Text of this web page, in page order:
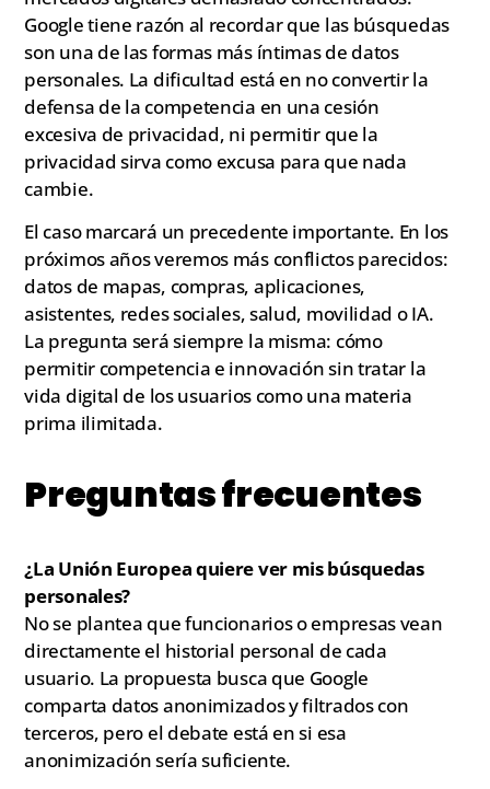
Google tiene razón al recordar que las búsquedas
son una de las formas más íntimas de datos
personales. La dificultad está en no convertir la
defensa de la competencia en una cesión
excesiva de privacidad, ni permitir que la
privacidad sirva como excusa para que nada
cambie.
El caso marcará un precedente importante. En los
próximos años veremos más conflictos parecidos:
datos de mapas, compras, aplicaciones,
asistentes, redes sociales, salud, movilidad o IA.
La pregunta será siempre la misma: cómo
permitir competencia e innovación sin tratar la
vida digital de los usuarios como una materia
prima ilimitada.
Preguntas frecuentes
¿La Unión Europea quiere ver mis búsquedas
personales?
No se plantea que funcionarios o empresas vean
directamente el historial personal de cada
usuario. La propuesta busca que Google
comparta datos anonimizados y filtrados con
terceros, pero el debate está en si esa
anonimización sería suficiente.